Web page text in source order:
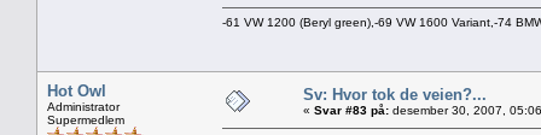
-61 VW 1200 (Beryl green),-69 VW 1600 Variant,-74
Hot Owl
Administrator
Supermedlem
Sv: Hvor tok de veien?...
« Svar #83 på: desember 30, 2007,